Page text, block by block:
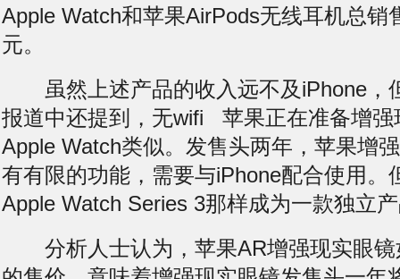
Apple Watch和苹果AirPods无线耳机总销
元。
虽然上述产品的收入远不及iPhone，
报道中还提到， 无wifi 苹果正在准备增强
Apple Watch类似。发售头两年，苹果增
有有限的功能，需要与iPhone配合使用。
Apple Watch Series 3那样成为一款独立
分析人士认为，苹果AR增强现实眼镜